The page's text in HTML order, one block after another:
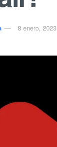
8 enero, 2023